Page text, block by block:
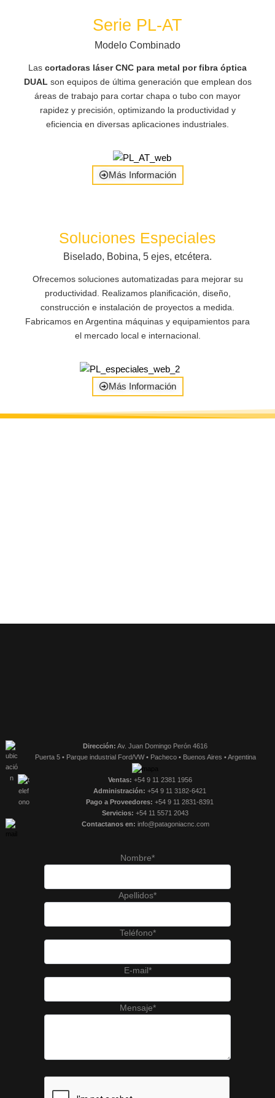
Serie PL-AT
Modelo Combinado
Las cortadoras láser CNC para metal por fibra óptica
DUAL son equipos de última generación que emplean dos
áreas de trabajo para cortar chapa o tubo con mayor
rapidez y precisión, optimizando la productividad y
eficiencia en diversas aplicaciones industriales.
Más Información
Más Información
Soluciones Especiales
Biselado, Bobina, 5 ejes, etcétera.
Ofrecemos soluciones automatizadas para mejorar su
productividad. Realizamos planificación, diseño,
construcción e instalación de proyectos a medida.
Fabricamos en Argentina máquinas y equipamientos para
el mercado local e internacional.
Dirección: Av. Juan Domingo Perón 4616
Puerta 5 • Parque industrial Ford/VW • Pacheco • Buenos Aires • Argentina
Ventas: +54 9 11 2381 1956
Administración: +54 9 11 3182-6421
Pago a Proveedores: +54 9 11 2831-8391
Servicios: +54 11 5571 2043
Contactanos en: info@patagoniacnc.com
Nombre*
Apellidos*
Teléfono*
E-mail*
Mensaje*